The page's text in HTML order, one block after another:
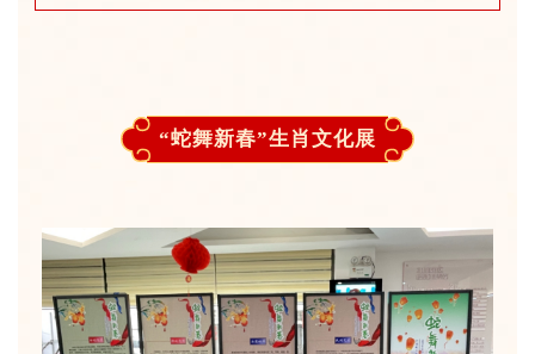
“蛇舞新春”生肖文化展